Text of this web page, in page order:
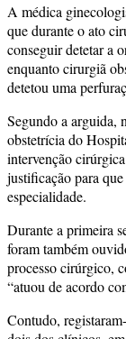
A médica
que durante o ato
conseguir detetar a
enquanto cirurgiã
detetou uma
Segundo a arguida,
obstetrícia do
intervenção
justificação para
especialidade.
Durante a primeira
foram também
processo cirúrgico,
“atuou de acordo
Contudo,